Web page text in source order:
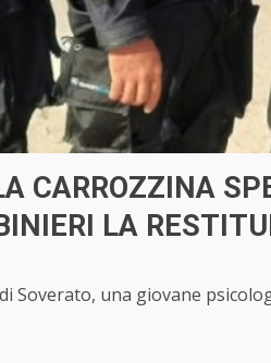
CARROZZINA
LA
una giovane